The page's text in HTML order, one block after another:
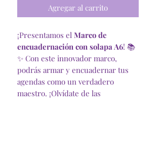
Agregar al carrito
¡Presentamos el Marco de
encuadernación con solapa A6! 📚
✨ Con este innovador marco,
podrás armar y encuadernar tus
agendas como un verdadero
maestro. ¡Olvídate de las